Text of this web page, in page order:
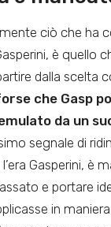
ciò che ha
è quello
dalla scelta
che Gasp
da un
segnale di
Gasperini, è
e portare
in